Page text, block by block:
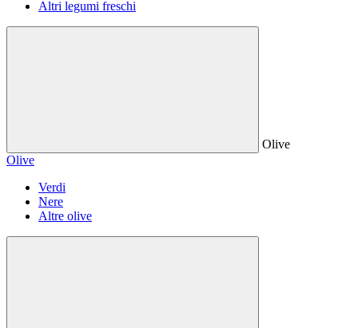
Altri legumi freschi
Olive
Olive
Verdi
Nere
Altre olive